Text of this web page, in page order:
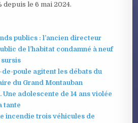
depuis le 6 mai 2024.
publics : l’ancien directeur
de l’habitat condamné à neuf
poule agitent les débats du
du Grand Montauban
adolescente de 14 ans violée
tante
incendie trois véhicules de